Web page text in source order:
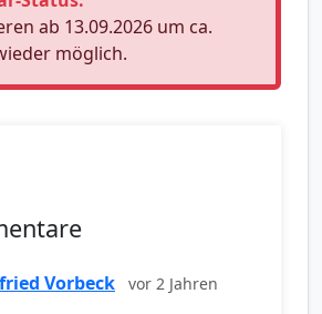
ab 13.09.2026 um ca.
möglich.
Vorbeck vor 2 Jahren